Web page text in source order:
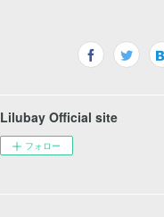
Lilubay Official site
フォロー